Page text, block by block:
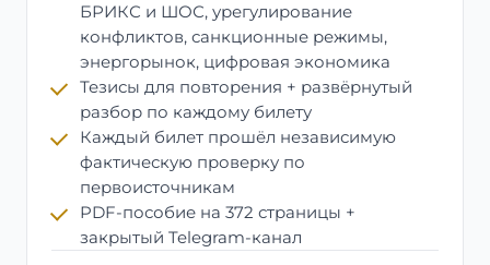
БРИКС и ШОС, урегулирование
конфликтов, санкционные режимы,
энергорынок, цифровая экономика
Тезисы для повторения + развёрнутый
разбор по каждому билету
Каждый билет прошёл независимую
фактическую проверку по
первоисточникам
PDF-пособие на 372 страницы +
закрытый Telegram-канал